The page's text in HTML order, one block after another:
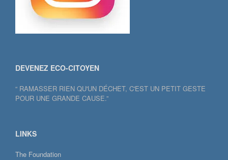
DEVENEZ ECO-CITOYEN
“ RAMASSER RIEN QU'UN DÉCHET, C'EST UN PETIT GESTE
POUR UNE GRANDE CAUSE.”
LINKS
The Foundation